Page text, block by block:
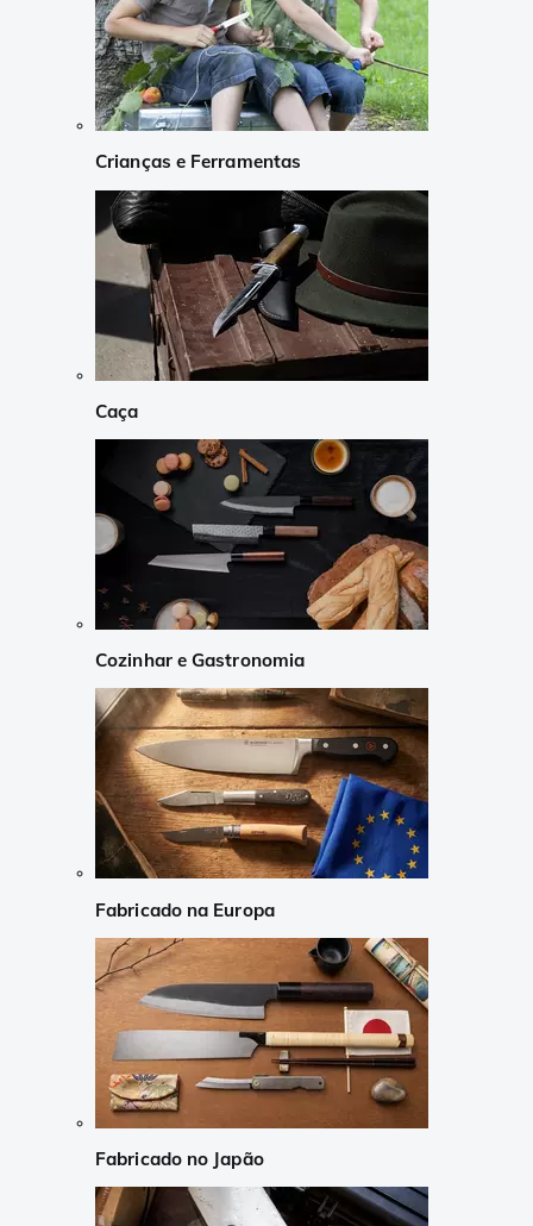
Crianças e Ferramentas
Caça
Cozinhar e Gastronomia
Fabricado na Europa
Fabricado no Japão